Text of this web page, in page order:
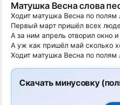
Матушка Весна слова
Ходит матушка Весна по полям
Первый март пришёл всех
А за ним апрель отворил окно
А уж как пришёл май сколько
Ходит матушка Весна по полям
Скачать минусовку